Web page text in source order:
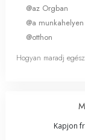
@az Orgban
@a munkahelyen
@otthon
Hogyan maradj
Kapjon